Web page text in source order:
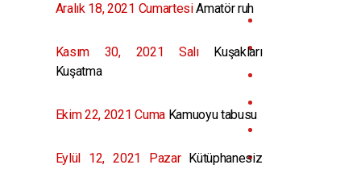
Aralık 18, 2021 CumartesiAmatör ruh
Kasım 30, 2021 SalıKuşakları
Kuşatma
Ekim 22, 2021 CumaKamuoyu tabusu
Eylül 12, 2021 PazarKütüphanesiz